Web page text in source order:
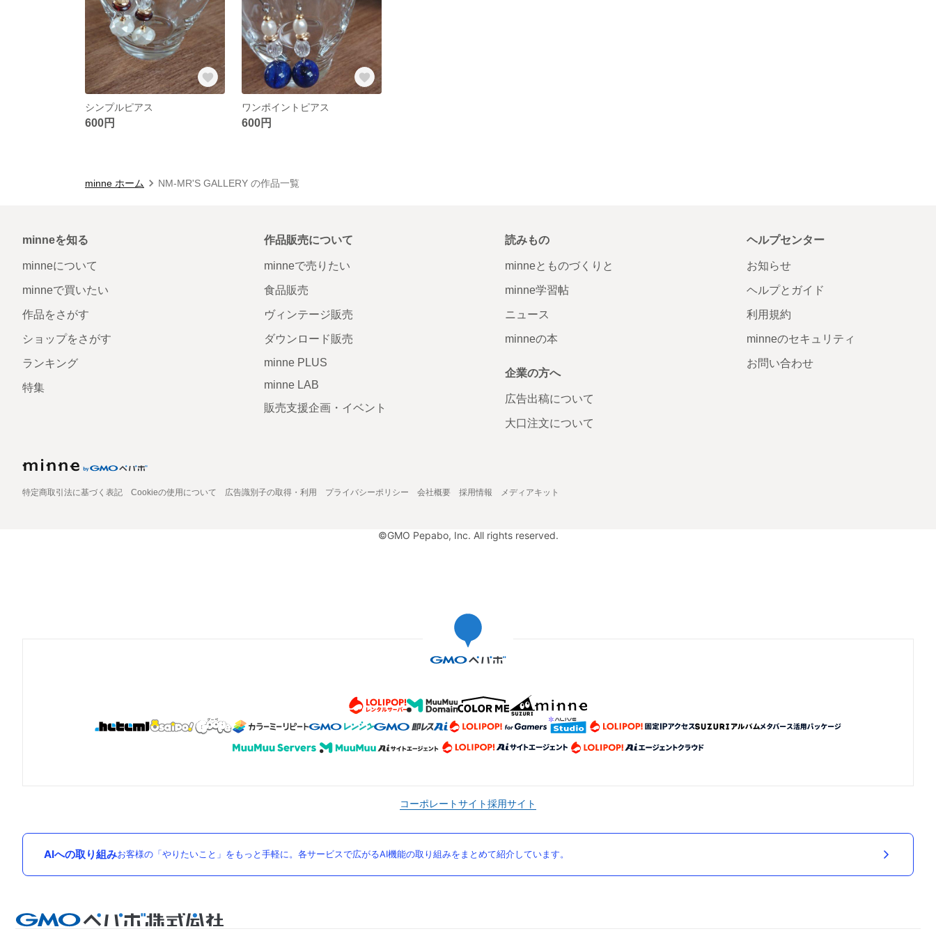
シンプルピアス
600円
ワンポイントピアス
600円
minne ホーム NM-MR'S GALLERY の作品一覧
minneを知る
minneについて
minneで買いたい
作品をさがす
ショップをさがす
ランキング
特集
作品販売について
minneで売りたい
食品販売
ヴィンテージ販売
ダウンロード販売
minne PLUS
minne LAB
販売支援企画・イベント
読みもの
minneとものづくりと
minne学習帖
ニュース
minneの本
企業の方へ
広告出稿について
大口注文について
ヘルプセンター
お知らせ
ヘルプとガイド
利用規約
minneのセキュリティ
お問い合わせ
特定商取引法に基づく表記 Cookieの使用について 広告識別子の取得・利用 プライバシーポリシー 会社概要 採用情報 メディアキット
©GMO Pepabo, Inc. All rights reserved.
コーポレートサイト採用サイト
AIへの取り組みお客様の「やりたいこと」をもっと手軽に。各サービスで広がるAI機能の取り組みをまとめて紹介しています。